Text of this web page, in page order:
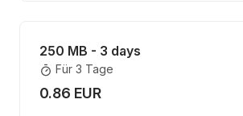
250 MB - 3 days
Für 3 Tage
0.86 EUR